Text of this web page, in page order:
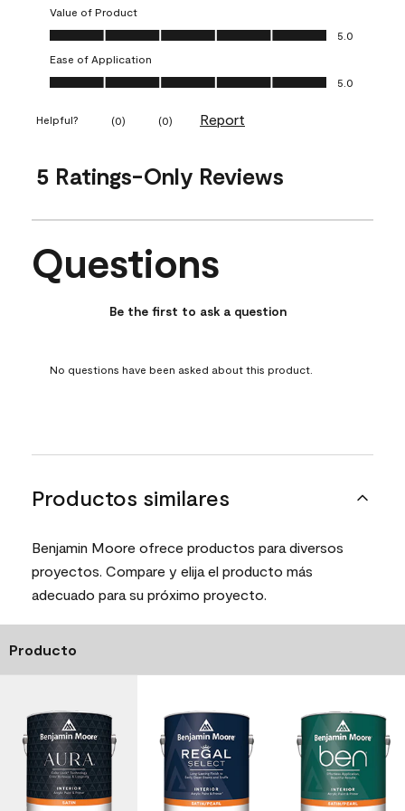
Value of Product
Value of Product, 5.0 out of 5
5.0
Ease of Application
Ease of Application, 5.0 out of 5
5.0
Helpful? (0) (0) Report
5 Ratings-Only Reviews
No questions have been asked about this product.
Questions
Be the first to ask a question
No questions have been asked about this product.
Productos similares
Benjamin Moore ofrece productos para diversos
proyectos. Compare y elija el producto más
adecuado para su próximo proyecto.
Producto